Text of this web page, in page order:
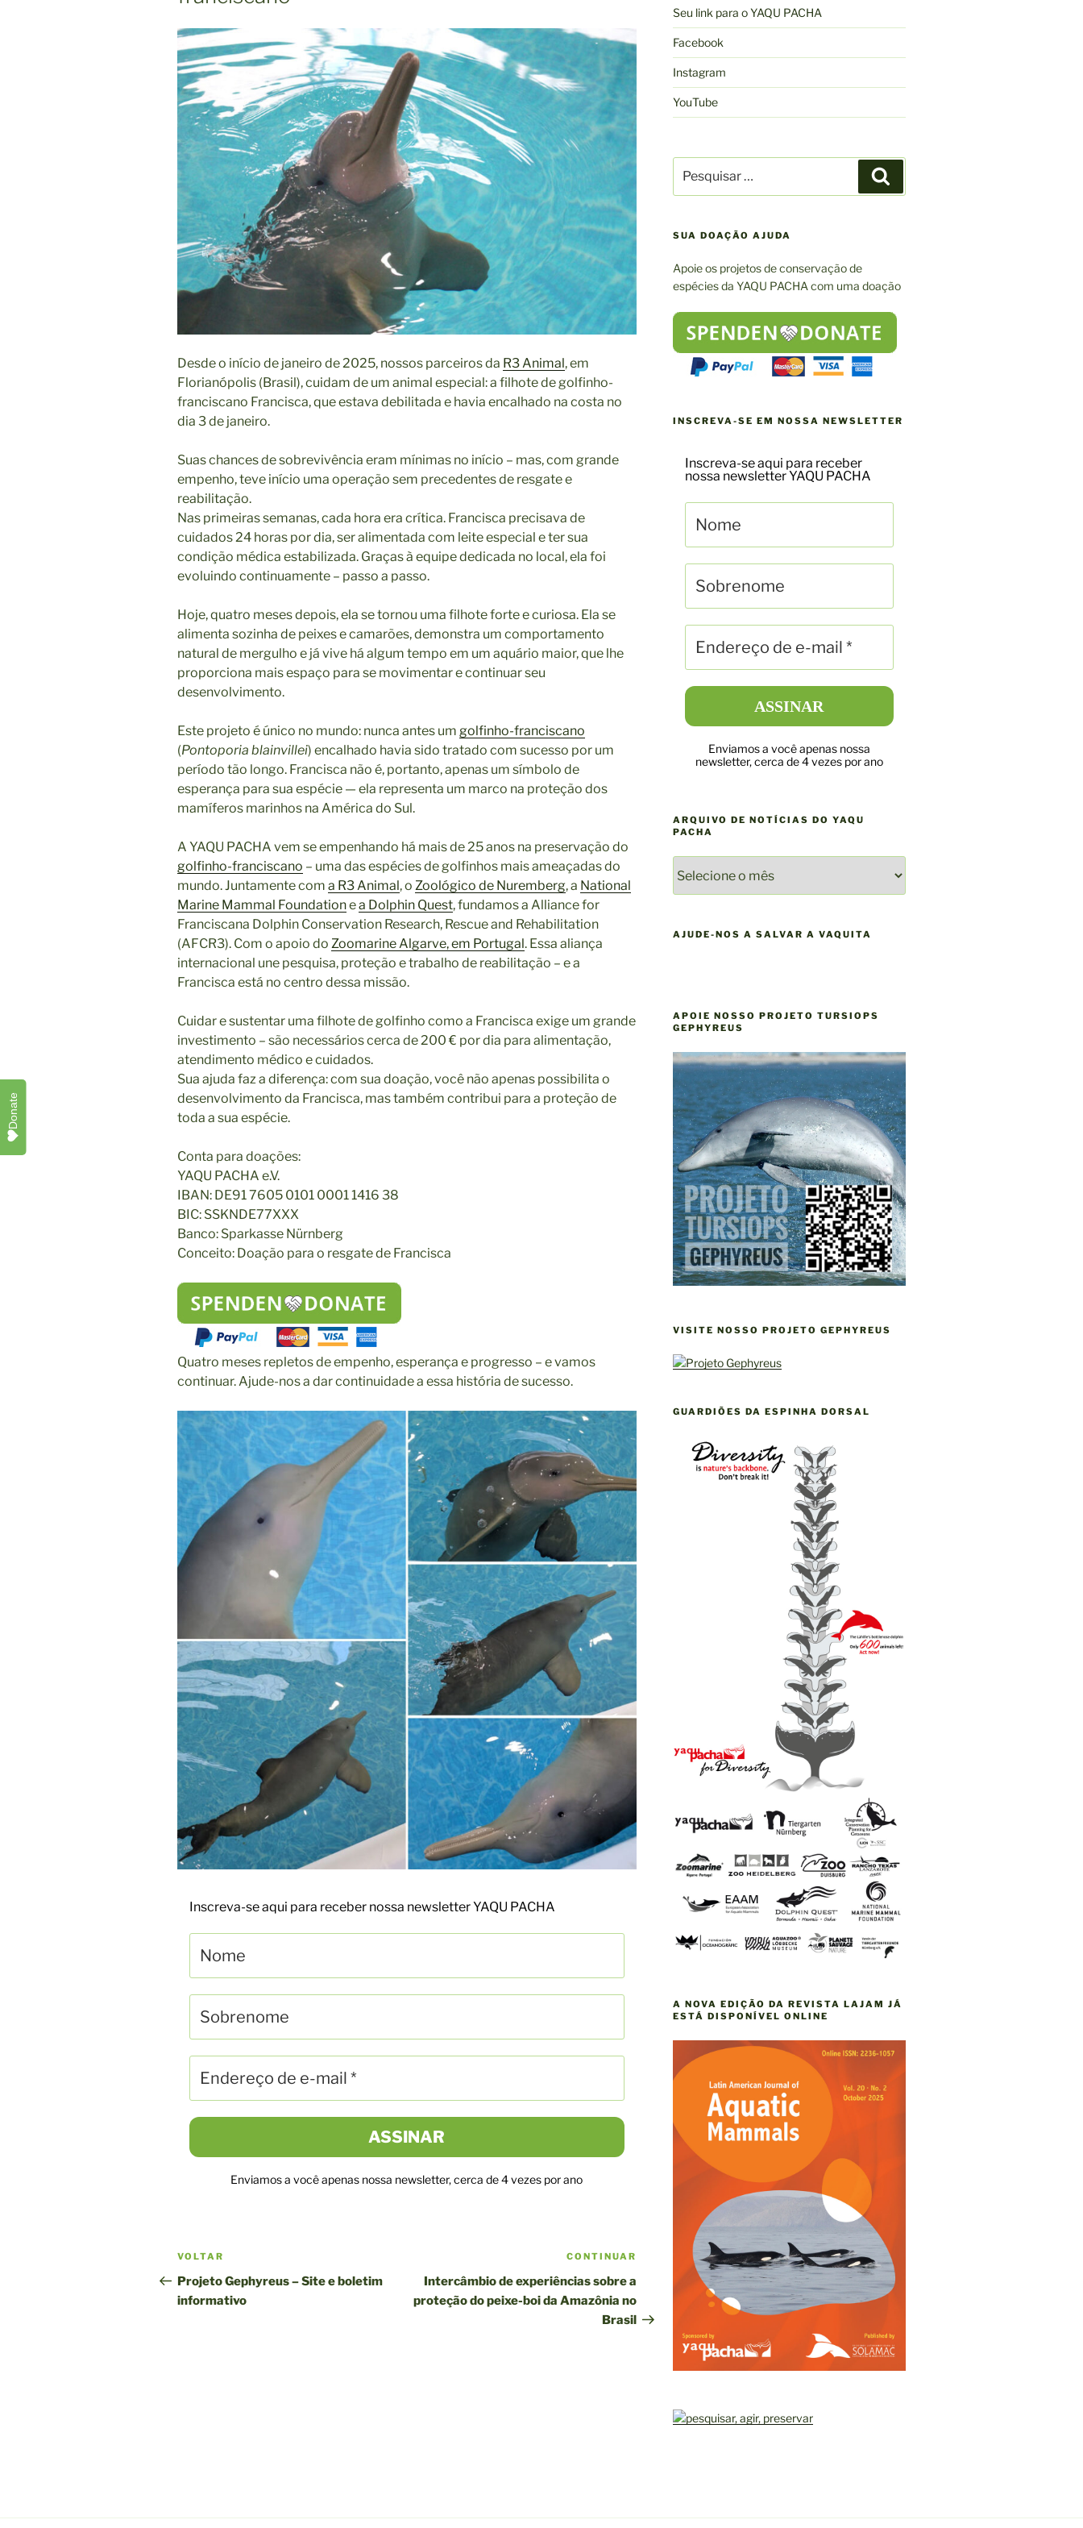
Desde o início de janeiro de 2025, nossos parceiros da R3 Animal, em
Florianópolis (Brasil), cuidam de um animal especial: a filhote de golfinho-
franciscano Francisca, que estava debilitada e havia encalhado na costa no
dia 3 de janeiro.
Suas chances de sobrevivência eram mínimas no início – mas, com grande
empenho, teve início uma operação sem precedentes de resgate e
reabilitação.
Nas primeiras semanas, cada hora era crítica. Francisca precisava de
cuidados 24 horas por dia, ser alimentada com leite especial e ter sua
condição médica estabilizada. Graças à equipe dedicada no local, ela foi
evoluindo continuamente – passo a passo.
Hoje, quatro meses depois, ela se tornou uma filhote forte e curiosa. Ela se
alimenta sozinha de peixes e camarões, demonstra um comportamento
natural de mergulho e já vive há algum tempo em um aquário maior, que lhe
proporciona mais espaço para se movimentar e continuar seu
desenvolvimento.
Este projeto é único no mundo: nunca antes um golfinho-franciscano
(Pontoporia blainvillei) encalhado havia sido tratado com sucesso por um
período tão longo. Francisca não é, portanto, apenas um símbolo de
esperança para sua espécie — ela representa um marco na proteção dos
mamíferos marinhos na América do Sul.
A YAQU PACHA vem se empenhando há mais de 25 anos na preservação do
golfinho-franciscano – uma das espécies de golfinhos mais ameaçadas do
mundo. Juntamente com a R3 Animal, o Zoológico de Nuremberg, a National
Marine Mammal Foundationea Dolphin Quest, fundamos a Alliance for
Franciscana Dolphin Conservation Research, Rescue and Rehabilitation
(AFCR3). Com o apoio do Zoomarine Algarve, em Portugal. Essa aliança
internacional une pesquisa, proteção e trabalho de reabilitação – e a
Francisca está no centro dessa missão.
Cuidar e sustentar uma filhote de golfinho como a Francisca exige um grande
investimento – são necessários cerca de 200 € por dia para alimentação,
atendimento médico e cuidados.
Sua ajuda faz a diferença: com sua doação, você não apenas possibilita o
desenvolvimento da Francisca, mas também contribui para a proteção de
toda a sua espécie.
Conta para doações:
YAQU PACHA e.V.
IBAN: DE91 7605 0101 0001 1416 38
BIC: SSKNDE77XXX
Banco: Sparkasse Nürnberg
Conceito: Doação para o resgate de Francisca
Quatro meses repletos de empenho, esperança e progresso – e vamos
continuar. Ajude-nos a dar continuidade a essa história de sucesso.
Inscreva-se aqui para receber nossa newsletter YAQU PACHA
Enviamos a você apenas nossa newsletter, cerca de 4 vezes por ano
Navegação
pela
publicação
Postagem
anterior
VOLTAR
Projeto Gephyreus – Site e boletim
informativo
publicação
CONTINUAR
Intercâmbio de experiências sobre a
proteção do peixe-boi da Amazônia no
Brasil
Seu link para o YAQU PACHA
Facebook
Instagram
YouTube
por:
SUA DOAÇÃO AJUDA
Apoie os projetos de conservação de
espécies da YAQU PACHA com uma doação
INSCREVA-SE EM NOSSA NEWSLETTER
Inscreva-se aqui para receber
nossa newsletter YAQU PACHA
Enviamos a você apenas nossa
newsletter, cerca de 4 vezes por ano
ARQUIVO DE NOTÍCIAS DO YAQU
PACHA
DE
NOTÍCIAS
YAQU
AJUDE-NOS A SALVAR A VAQUITA
APOIE NOSSO PROJETO TURSIOPS
GEPHYREUS
VISITE NOSSO PROJETO GEPHYREUS
GUARDIÕES DA ESPINHA DORSAL
A NOVA EDIÇÃO DA REVISTA LAJAM JÁ
ESTÁ DISPONÍVEL ONLINE
Donate